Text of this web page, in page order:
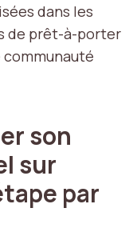
dans les
de prêt-à-porter
son
sur
par